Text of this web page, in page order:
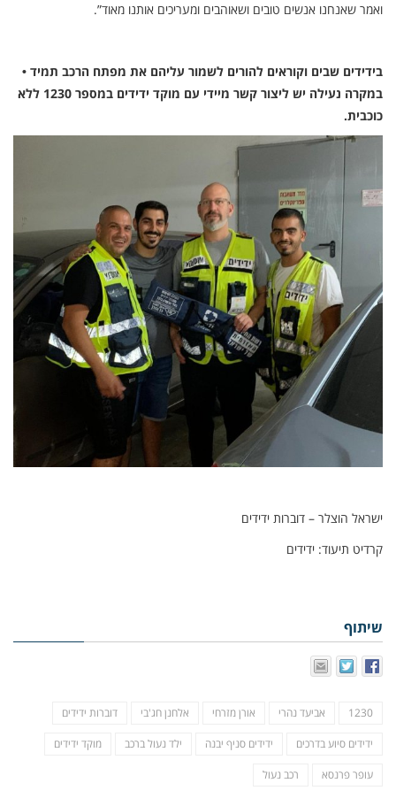
ואמר שאנחנו אנשים טובים ושאוהבים ומעריכים אותנו מאוד”.
בידידים שבים וקוראים להורים לשמור עליהם את מפתח הרכב תמיד •
במקרה נעילה יש ליצור קשר מיידי עם מוקד ידידים במספר 1230 ללא
כוכבית.
ישראל הוצלר – דוברות ידידים
קרדיט תיעוד: ידידים
שיתוף
1230 אביעד נהרי אורן מזרחי אלחנן חג'בי דוברות ידידים
ידידים סיוע בדרכים ידידים סניף יבנה ילד נעול ברכב מוקד ידידים
עופר פרנסא רכב נעול